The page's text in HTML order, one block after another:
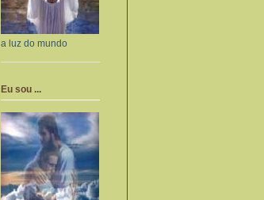
a luz do mundo
Eu sou ...